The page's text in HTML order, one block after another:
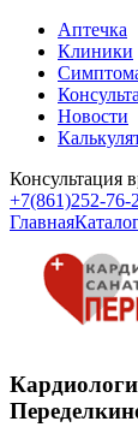
Аптечка
Клиники
Новости
Консультация
+7(861)252-76-
Главная